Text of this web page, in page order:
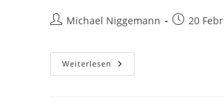
Beitrags-
Michael Niggemann
Beitrag
20
Weiterlesen Chronik
Feuerwehr